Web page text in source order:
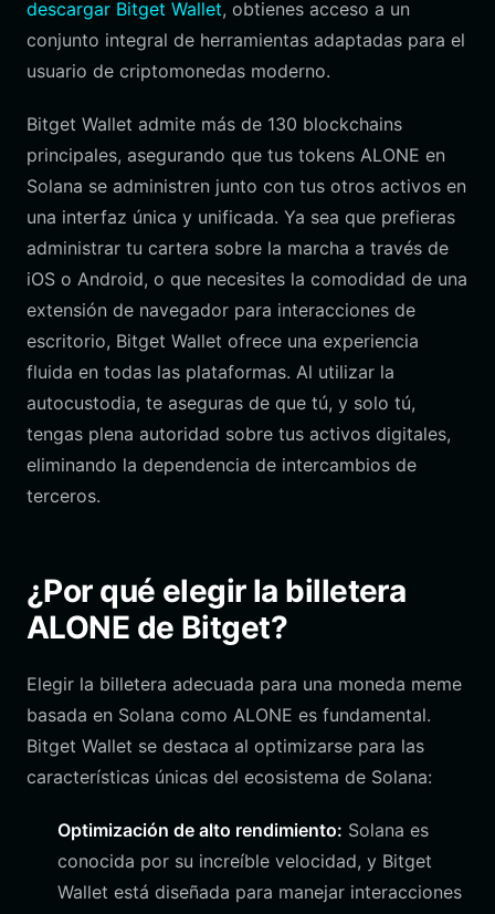
descargar Bitget Wallet, obtienes acceso a un
conjunto integral de herramientas adaptadas para el
usuario de criptomonedas moderno.
Bitget Wallet admite más de 130 blockchains
principales, asegurando que tus tokens ALONE en
Solana se administren junto con tus otros activos en
una interfaz única y unificada. Ya sea que prefieras
administrar tu cartera sobre la marcha a través de
iOS o Android, o que necesites la comodidad de una
extensión de navegador para interacciones de
escritorio, Bitget Wallet ofrece una experiencia
fluida en todas las plataformas. Al utilizar la
autocustodia, te aseguras de que tú, y solo tú,
tengas plena autoridad sobre tus activos digitales,
eliminando la dependencia de intercambios de
terceros.
¿Por qué elegir la billetera
ALONE de Bitget?
Elegir la billetera adecuada para una moneda meme
basada en Solana como ALONE es fundamental.
Bitget Wallet se destaca al optimizarse para las
características únicas del ecosistema de Solana:
Optimización de alto rendimiento: Solana es
conocida por su increíble velocidad, y Bitget
Wallet está diseñada para manejar interacciones